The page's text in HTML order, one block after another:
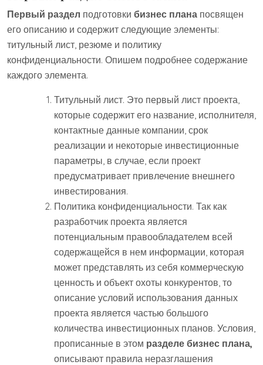
Первый раздел подготовки бизнес плана посвящен
его описанию и содержит следующие элементы:
титульный лист, резюме и политику
конфиденциальности. Опишем подробнее содержание
каждого элемента.
Титульный лист. Это первый лист проекта,
которые содержит его название, исполнителя,
контактные данные компании, срок
реализации и некоторые инвестиционные
параметры, в случае, если проект
предусматривает привлечение внешнего
инвестирования.
Политика конфиденциальности. Так как
разработчик проекта является
потенциальным правообладателем всей
содержащейся в нем информации, которая
может представлять из себя коммерческую
ценность и объект охоты конкурентов, то
описание условий использования данных
проекта является частью большого
количества инвестиционных планов. Условия,
прописанные в этом разделе бизнес плана,
описывают правила неразглашения